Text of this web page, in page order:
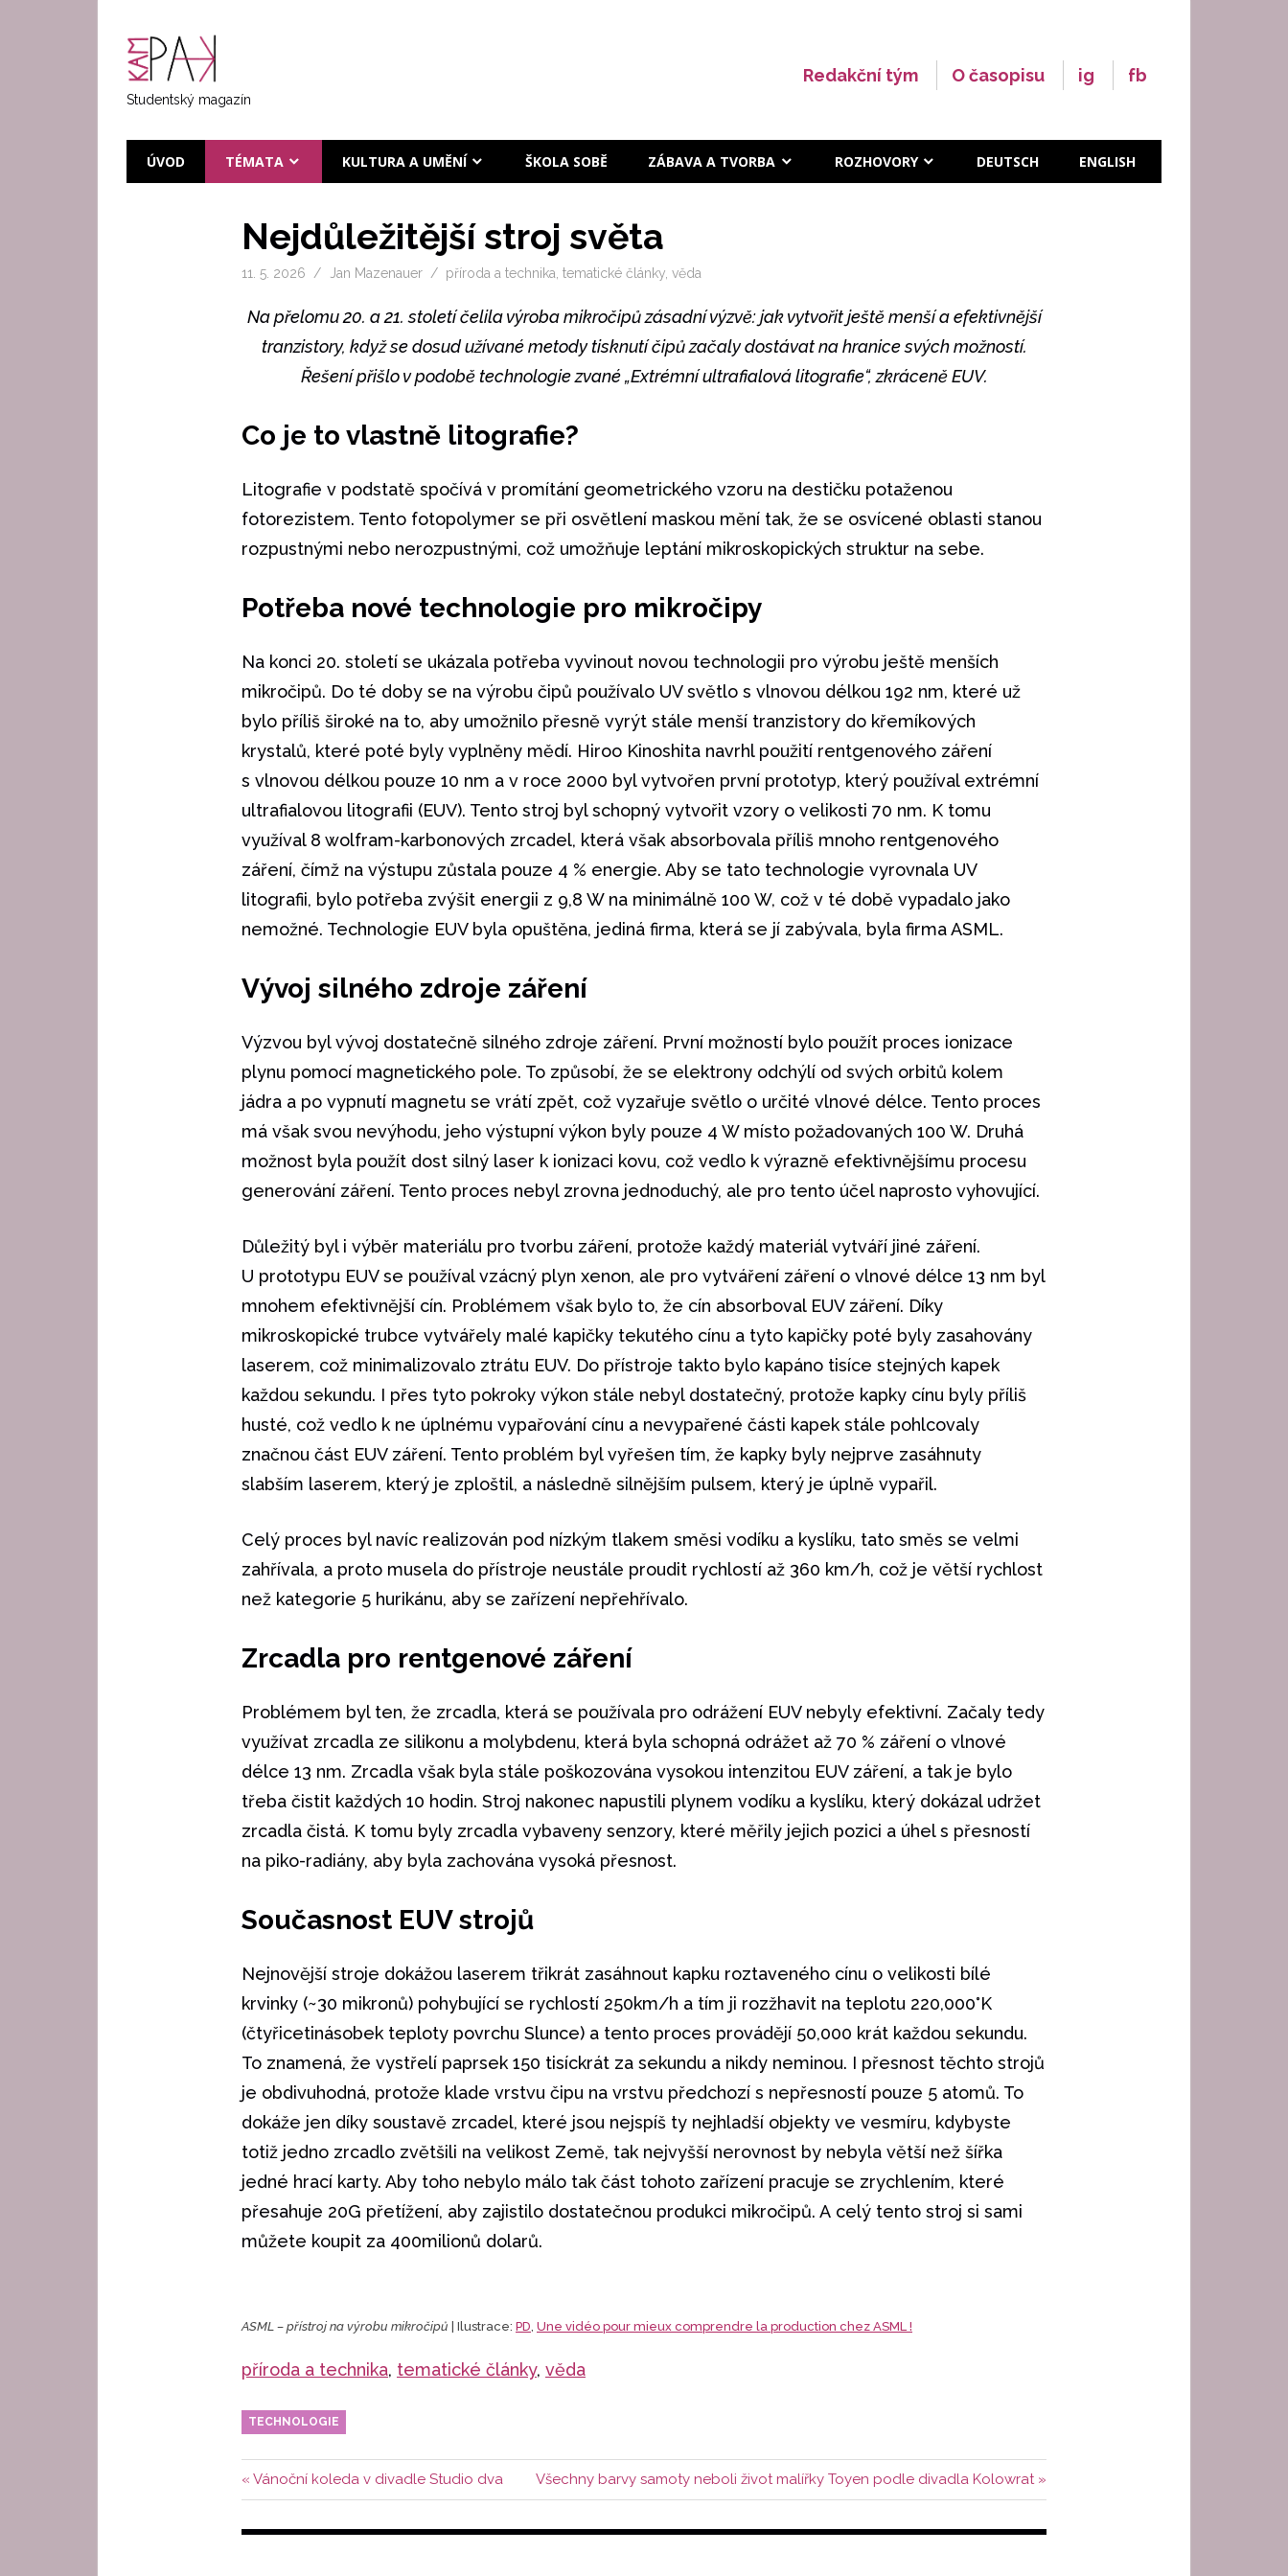
Studentský magazín
Redakční tým O časopisu ig fb
ÚVOD TÉMATA KULTURA A UMĚNÍ ŠKOLA SOBĚ ZÁBAVA A TVORBA ROZHOVORY DEUTSCH ENGLISH
Nejdůležitější stroj světa
11. 5. 2026 Jan Mazenauer příroda a technika ,tematické články ,věda
Na přelomu 20. a 21. století čelila výroba mikročipů zásadní výzvě: jak vytvořit ještě menší a efektivnější
tranzistory, když se dosud užívané metody tisknutí čipů začaly dostávat na hranice svých možností.
Řešení přišlo v podobě technologie zvané „Extrémní ultrafialová litografie“, zkráceně EUV.
Co je to vlastně litografie?
Litografie v podstatě spočívá v promítání geometrického vzoru na destičku potaženou
fotorezistem. Tento fotopolymer se při osvětlení maskou mění tak, že se osvícené oblasti stanou
rozpustnými nebo nerozpustnými, což umožňuje leptání mikroskopických struktur na sebe.
Potřeba nové technologie pro mikročipy
Na konci 20. století se ukázala potřeba vyvinout novou technologii pro výrobu ještě menších
mikročipů. Do té doby se na výrobu čipů používalo UV světlo s vlnovou délkou 192 nm, které už
bylo příliš široké na to, aby umožnilo přesně vyrýt stále menší tranzistory do křemíkových
krystalů, které poté byly vyplněny mědí. Hiroo Kinoshita navrhl použití rentgenového záření
s vlnovou délkou pouze 10 nm a v roce 2000 byl vytvořen první prototyp, který používal extrémní
ultrafialovou litografii (EUV). Tento stroj byl schopný vytvořit vzory o velikosti 70 nm. K tomu
využíval 8 wolfram-karbonových zrcadel, která však absorbovala příliš mnoho rentgenového
záření, čímž na výstupu zůstala pouze 4 % energie. Aby se tato technologie vyrovnala UV
litografii, bylo potřeba zvýšit energii z 9,8 W na minimálně 100 W, což v té době vypadalo jako
nemožné. Technologie EUV byla opuštěna, jediná firma, která se jí zabývala, byla firma ASML.
Vývoj silného zdroje záření
Výzvou byl vývoj dostatečně silného zdroje záření. První možností bylo použít proces ionizace
plynu pomocí magnetického pole. To způsobí, že se elektrony odchýlí od svých orbitů kolem
jádra a po vypnutí magnetu se vrátí zpět, což vyzařuje světlo o určité vlnové délce. Tento proces
má však svou nevýhodu, jeho výstupní výkon byly pouze 4 W místo požadovaných 100 W. Druhá
možnost byla použít dost silný laser k ionizaci kovu, což vedlo k výrazně efektivnějšímu procesu
generování záření. Tento proces nebyl zrovna jednoduchý, ale pro tento účel naprosto vyhovující.
Důležitý byl i výběr materiálu pro tvorbu záření, protože každý materiál vytváří jiné záření.
U prototypu EUV se používal vzácný plyn xenon, ale pro vytváření záření o vlnové délce 13 nm byl
mnohem efektivnější cín. Problémem však bylo to, že cín absorboval EUV záření. Díky
mikroskopické trubce vytvářely malé kapičky tekutého cínu a tyto kapičky poté byly zasahovány
laserem, což minimalizovalo ztrátu EUV. Do přístroje takto bylo kapáno tisíce stejných kapek
každou sekundu. I přes tyto pokroky výkon stále nebyl dostatečný, protože kapky cínu byly příliš
husté, což vedlo k ne úplnému vypařování cínu a nevypařené části kapek stále pohlcovaly
značnou část EUV záření. Tento problém byl vyřešen tím, že kapky byly nejprve zasáhnuty
slabším laserem, který je zploštil, a následně silnějším pulsem, který je úplně vypařil.
Celý proces byl navíc realizován pod nízkým tlakem směsi vodíku a kyslíku, tato směs se velmi
zahřívala, a proto musela do přístroje neustále proudit rychlostí až 360 km/h, což je větší rychlost
než kategorie 5 hurikánu, aby se zařízení nepřehřívalo.
Zrcadla pro rentgenové záření
Problémem byl ten, že zrcadla, která se používala pro odrážení EUV nebyly efektivní. Začaly tedy
využívat zrcadla ze silikonu a molybdenu, která byla schopná odrážet až 70 % záření o vlnové
délce 13 nm. Zrcadla však byla stále poškozována vysokou intenzitou EUV záření, a tak je bylo
třeba čistit každých 10 hodin. Stroj nakonec napustili plynem vodíku a kyslíku, který dokázal udržet
zrcadla čistá. K tomu byly zrcadla vybaveny senzory, které měřily jejich pozici a úhel s přesností
na piko-radiány, aby byla zachována vysoká přesnost.
Současnost EUV strojů
Nejnovější stroje dokážou laserem třikrát zasáhnout kapku roztaveného cínu o velikosti bílé
krvinky (~30 mikronů) pohybující se rychlostí 250km/h a tím ji rozžhavit na teplotu 220,000°K
(čtyřicetinásobek teploty povrchu Slunce) a tento proces provádějí 50,000 krát každou sekundu.
To znamená, že vystřelí paprsek 150 tisíckrát za sekundu a nikdy neminou. I přesnost těchto strojů
je obdivuhodná, protože klade vrstvu čipu na vrstvu předchozí s nepřesností pouze 5 atomů. To
dokáže jen díky soustavě zrcadel, které jsou nejspíš ty nejhladší objekty ve vesmíru, kdybyste
totiž jedno zrcadlo zvětšili na velikost Země, tak nejvyšší nerovnost by nebyla větší než šířka
jedné hrací karty. Aby toho nebylo málo tak část tohoto zařízení pracuje se zrychlením, které
přesahuje 20G přetížení, aby zajistilo dostatečnou produkci mikročipů. A celý tento stroj si sami
můžete koupit za 400milionů dolarů.
ASML – přístroj na výrobu mikročipů | Ilustrace: PD, Une vidéo pour mieux comprendre la production chez ASML !
příroda a technika, tematické články, věda
TECHNOLOGIE
Navigace
pro
Předchozí
příspěvek:
Vánoční koleda v divadle Studio dva
Další
příspěvek:
Všechny barvy samoty neboli život malířky Toyen podle divadla Kolowrat